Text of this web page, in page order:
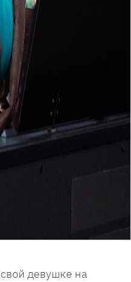
девушке на